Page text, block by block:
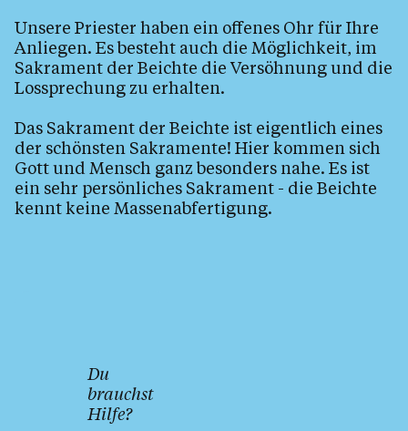
Kalender
Personen
Kontakt
Unsere Priester haben ein offenes Ohr für Ihre
Anliegen. Es besteht auch die Möglichkeit, im
Sakrament der Beichte die Versöhnung und die
Lossprechung zu erhalten.
Das Sakrament der Beichte ist eigentlich eines
der schönsten Sakramente! Hier kommen sich
Gott und Mensch ganz besonders nahe. Es ist
ein sehr persönliches Sakrament - die Beichte
kennt keine Massenabfertigung.
Du
brauchst
Hilfe?